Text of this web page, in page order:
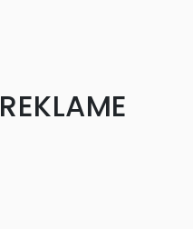
REKLAME